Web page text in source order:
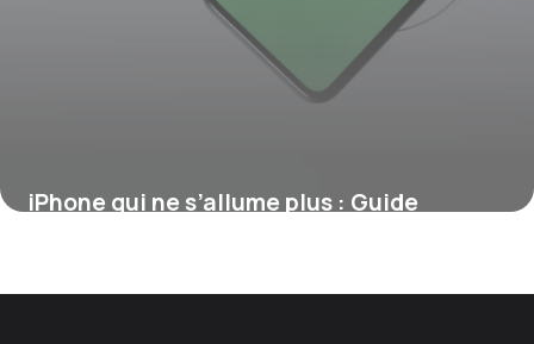
iPhone qui ne s’allume plus : Guide